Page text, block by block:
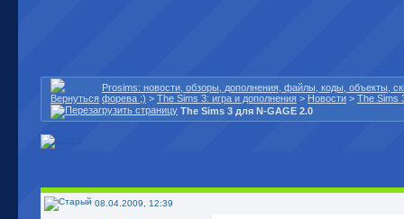
Prosims: новости, обзоры, дополнения, файлы, коды, объекты,
форева ;) > The Sims 3: игра и дополнения > Новости > The Sims
The Sims 3 для N-GAGE 2.0
08.04.2009, 12:39